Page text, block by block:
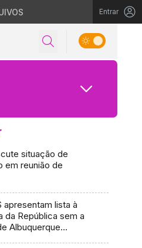
Entrar
situação de
em reunião de
apresentam lista à
da República sem a
Albuquerque